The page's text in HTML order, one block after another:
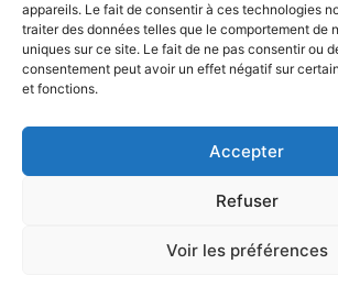
appareils. Le fait de consentir à ces technologies
traiter des données telles que le comportement de
uniques sur ce site. Le fait de ne pas consentir ou
consentement peut avoir un effet négatif sur
et fonctions.
Accepter
Refuser
Voir les préférences
LE BOIS AMÉNAGE NOTRE
Liens utiles